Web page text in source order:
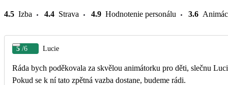
4.5 Izba 4.4 Strava 4.9 Hodnotenie personálu 3.6
5 /6 Lucie
Ráda bych poděkovala za skvělou animátorku pro děti, slečnu
Pokud se k ní tato zpětná vazba dostane, budeme rádi.